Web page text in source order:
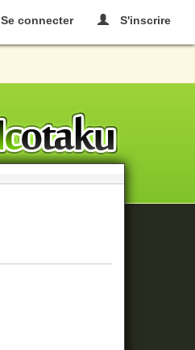
Se connecter S'inscrire